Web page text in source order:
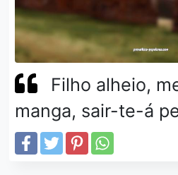
Filho alheio,
manga, sair-te-á